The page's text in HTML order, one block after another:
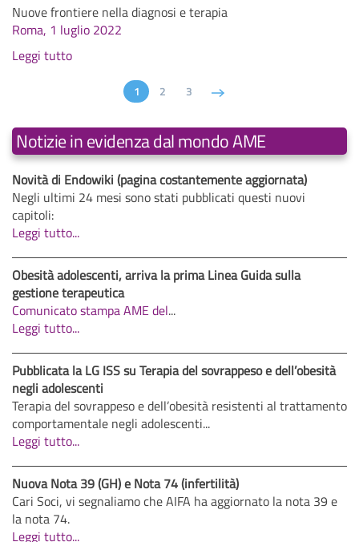
Nuove frontiere nella diagnosi e terapia
Roma, 1 luglio 2022
Leggi tutto
1 2 3
Notizie in evidenza dal mondo AME
Novità di Endowiki (pagina costantemente aggiornata)
Negli ultimi 24 mesi sono stati pubblicati questi nuovi
capitoli:
Leggi tutto...
Obesità adolescenti, arriva la prima Linea Guida sulla
gestione terapeutica
Comunicato stampa AME del...
Leggi tutto...
Pubblicata la LG ISS su Terapia del sovrappeso e dell’obesità
negli adolescenti
Terapia del sovrappeso e dell’obesità resistenti al trattamento
comportamentale negli adolescenti...
Leggi tutto...
Nuova Nota 39 (GH) e Nota 74 (infertilità)
Cari Soci, vi segnaliamo che AIFA ha aggiornato la nota 39 e
la nota 74.
Leggi tutto...